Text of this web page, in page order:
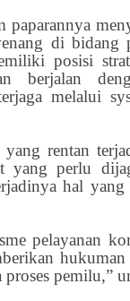
paparannya
di bidang
posisi
berjalan
melalui
rentan
yang perlu
hal
pelayanan
pemilu,”